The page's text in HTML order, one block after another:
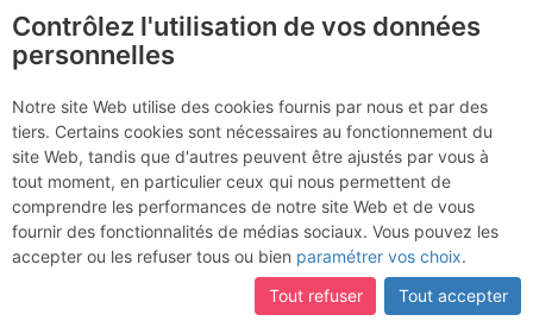
L3 belle longueur
Activités
Date/heure
2 nov. 2012 13:28
Contributeur
sandrine-tetard
individuel (CC by-nc-nd)
NIKON COOLPIX L20
Contrôlez l'utilisation de vos données
personnelles
Notre site Web utilise des cookies fournis par nous et par des
tiers. Certains cookies sont nécessaires au fonctionnement du
site Web, tandis que d'autres peuvent être ajustés par vous à
tout moment, en particulier ceux qui nous permettent de
comprendre les performances de notre site Web et de vous
fournir des fonctionnalités de médias sociaux. Vous pouvez les
accepter ou les refuser tous ou bien paramétrer vos choix.
Tout refuser
Tout accepter